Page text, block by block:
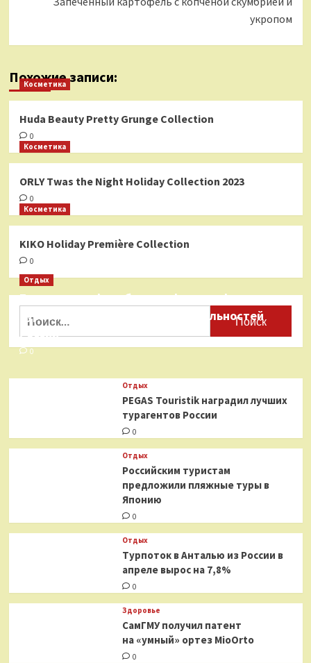
укропом
Похожие записи:
Косметика
Huda Beauty Pretty Grunge Collection
0
Косметика
ORLY Twas the Night Holiday Collection 2023
0
Косметика
KIKO Holiday Première Collection
0
Отдых
Бесплатные фотобанки с фотографиями
туристических достопримечательностей
России
0
Отдых
PEGAS Touristik наградил лучших
турагентов России
0
Отдых
Российским туристам
предложили пляжные туры в
Японию
0
Отдых
Турпоток в Анталью из России в
апреле вырос на 7,8%
0
Здоровье
СамГМУ получил патент
на «умный» ортез MioOrto
0